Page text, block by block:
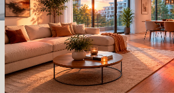
Gazdaságosan. Egész